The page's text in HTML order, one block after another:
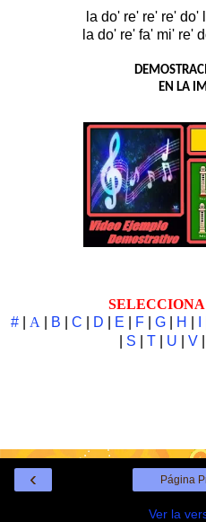
la do' re' re' re' do'
la do' re' fa' mi' re'
EN LA
#| A B C D E F G H
S T U V
‹ Página
Ver la